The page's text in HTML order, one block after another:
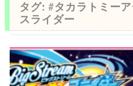
タグ: #タカラトミー
スライダー